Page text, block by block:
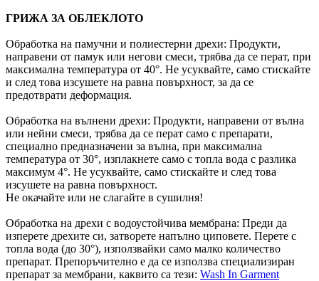
ГРИЖА ЗА ОБЛЕКЛОТО
Обработка на памучни и полиестерни дрехи: Продукти,
направени от памук или негови смеси, трябва да се перат, при
максимална температура от 40°. Не усуквайте, само стискайте
и след това изсушете на равна повърхност, за да се
предотврати деформация.
Обработка на вълнени дрехи: Продукти, направени от вълна
или нейни смеси, трябва да се перат само с препарати,
специално предназначени за вълна, при максимална
температура от 30°, изплакнете само с топла вода с разлика
максимум 4°. Не усуквайте, само стискайте и след това
изсушете на равна повърхност.
Не окачайте или не слагайте в сушилня!
Обработка на дрехи с водоустойчива мембрана: Преди да
изперете дрехите си, затворете напълно циповете. Перете с
топла вода (до 30°), използвайки само малко количество
препарат. Препоръчително е да се използва специализиран
препарат за мембрани, каквито са тези: Wash In Garment